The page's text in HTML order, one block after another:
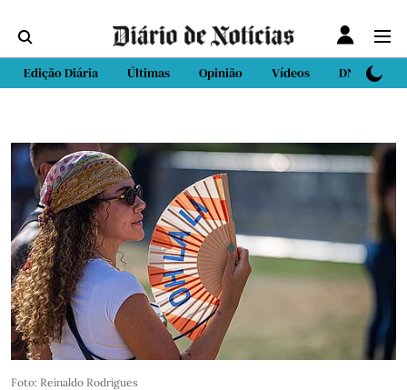
Edição Diária Últimas Opinião Vídeos DN Sport
Foto: Reinaldo Rodrigues